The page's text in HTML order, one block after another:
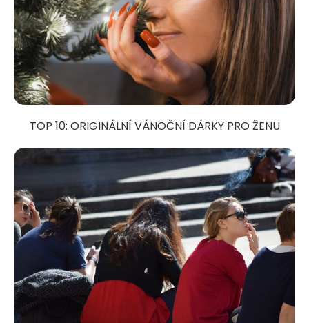
TOP 10: ORIGINÁLNÍ VÁNOČNÍ DÁRKY PRO ŽENU